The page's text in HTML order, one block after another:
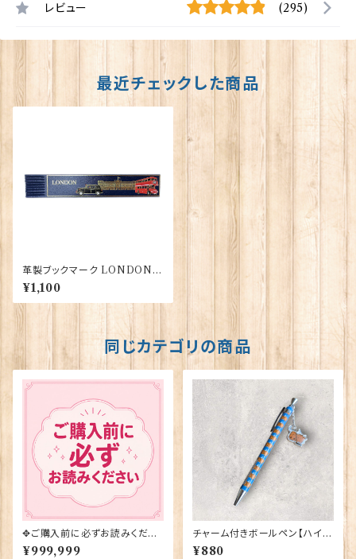
レビュー (295)
最近チェックした商品
革製ブックマーク LONDON
【ブルー】R.C.Brady 90171-B
LUE
¥1,100
同じカテゴリの商品
✥ご購入前に必ずお読みくださ
い✥
¥999,999
チャーム付きボールペン【ハイラ
ンド・カウ】Euro Stick 90394
¥880